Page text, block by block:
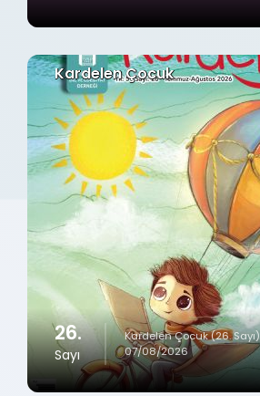
Kardelen Çocuk
26.
Sayı
Kardelen Çocuk (26. Sayı)
07/08/2026